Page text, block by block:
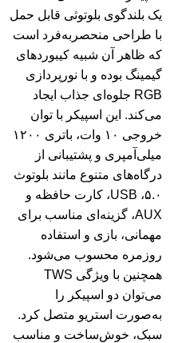
یک بلندگوی بلوتوثی قابل حمل
با طراحی منحصربه‌فرد است
که ظاهر آن شبیه کیبوردهای
گیمینگ بوده و با نورپردازی
RGB جلوه‌ای جذاب ایجاد
می‌کند. این اسپیکر با توان
خروجی ۱۰ وات، باتری ۱۲۰۰
میلی‌آمپری و پشتیبانی از
درگاه‌های متنوع مانند بلوتوث
۵.۰، USB، کارت حافظه و
AUX، گزینه‌ای مناسب برای
مهمانی، بازی و استفاده
روزمره محسوب می‌شود.
همچنین با ویژگی TWS
می‌توان دو اسپیکر را
به‌صورت استریو متصل کرد.
سبک، خوش‌ساخت و مناسب